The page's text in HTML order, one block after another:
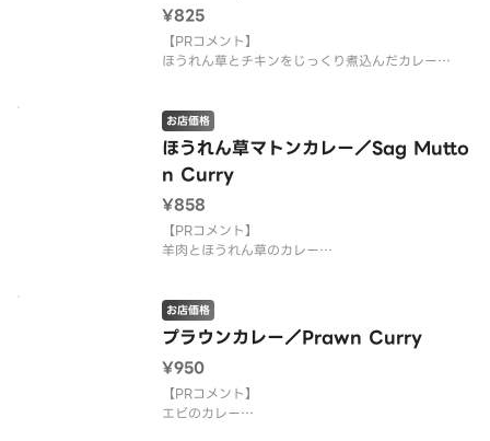
¥825
【PRコメント】
ほうれん草とチキンをじっくり煮込んだカレー
有名店の料理がご家庭で食べられます。
三ツ星シェフが作るカレーは絶品ですのでご堪能下
さい。
ほうれん草マトンカレー／Sag Mutto
n Curry
お店価格
¥858
【PRコメント】
羊肉とほうれん草のカレー
有名店の料理がご家庭で食べられます。
三ツ星シェフが作るカレーは絶品ですのでご堪能下
さい。
プラウンカレー／Prawn Curry
お店価格
¥950
【PRコメント】
エビのカレー